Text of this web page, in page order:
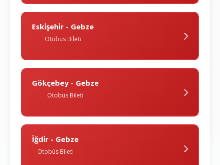
Eski̇şehi̇r - Gebze
Otobüs Bileti
Gökçebey - Gebze
Otobüs Bileti
İğdi̇r - Gebze
Otobüs Bileti